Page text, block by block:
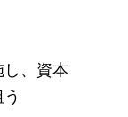
、資本